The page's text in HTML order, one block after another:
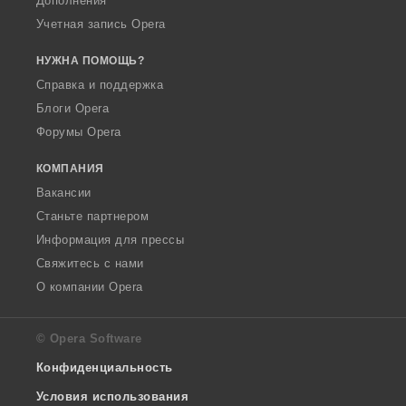
Учетная запись Opera
НУЖНА ПОМОЩЬ?
Справка и поддержка
Блоги Opera
Форумы Opera
КОМПАНИЯ
Вакансии
Станьте партнером
Информация для прессы
Свяжитесь с нами
О компании Opera
© Opera Software
Конфиденциальность
Условия использования